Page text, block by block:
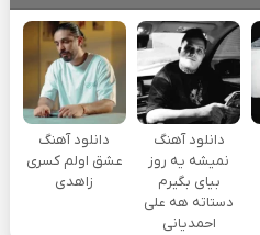
دانلود آهنگ
نمیشه یه روز
بیای بگیرم
دستاته هه علی
احمدیانی
دانلود آهنگ
عشق اولم کسری
زاهدی